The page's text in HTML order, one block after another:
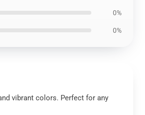
0%
0%
vibrant colors. Perfect for any